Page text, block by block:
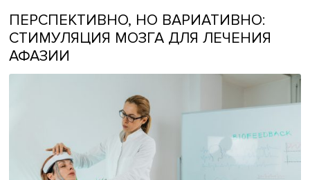
ПЕРСПЕКТИВНО, НО ВАРИАТИВНО:
СТИМУЛЯЦИЯ МОЗГА ДЛЯ
АФАЗИИ